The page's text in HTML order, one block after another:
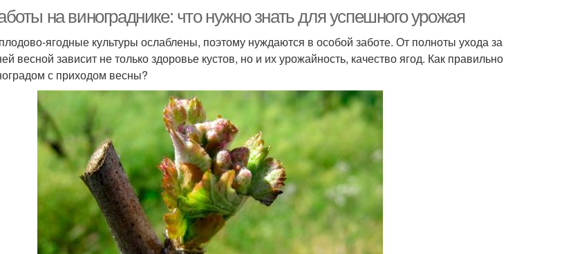
на винограднике: что нужно знать для успешного урожая
ягодные культуры ослаблены, поэтому нуждаются в особой заботе. От полноты ухода за
весной зависит не только здоровье кустов, но и их урожайность, качество ягод. Как правильно
с приходом весны?